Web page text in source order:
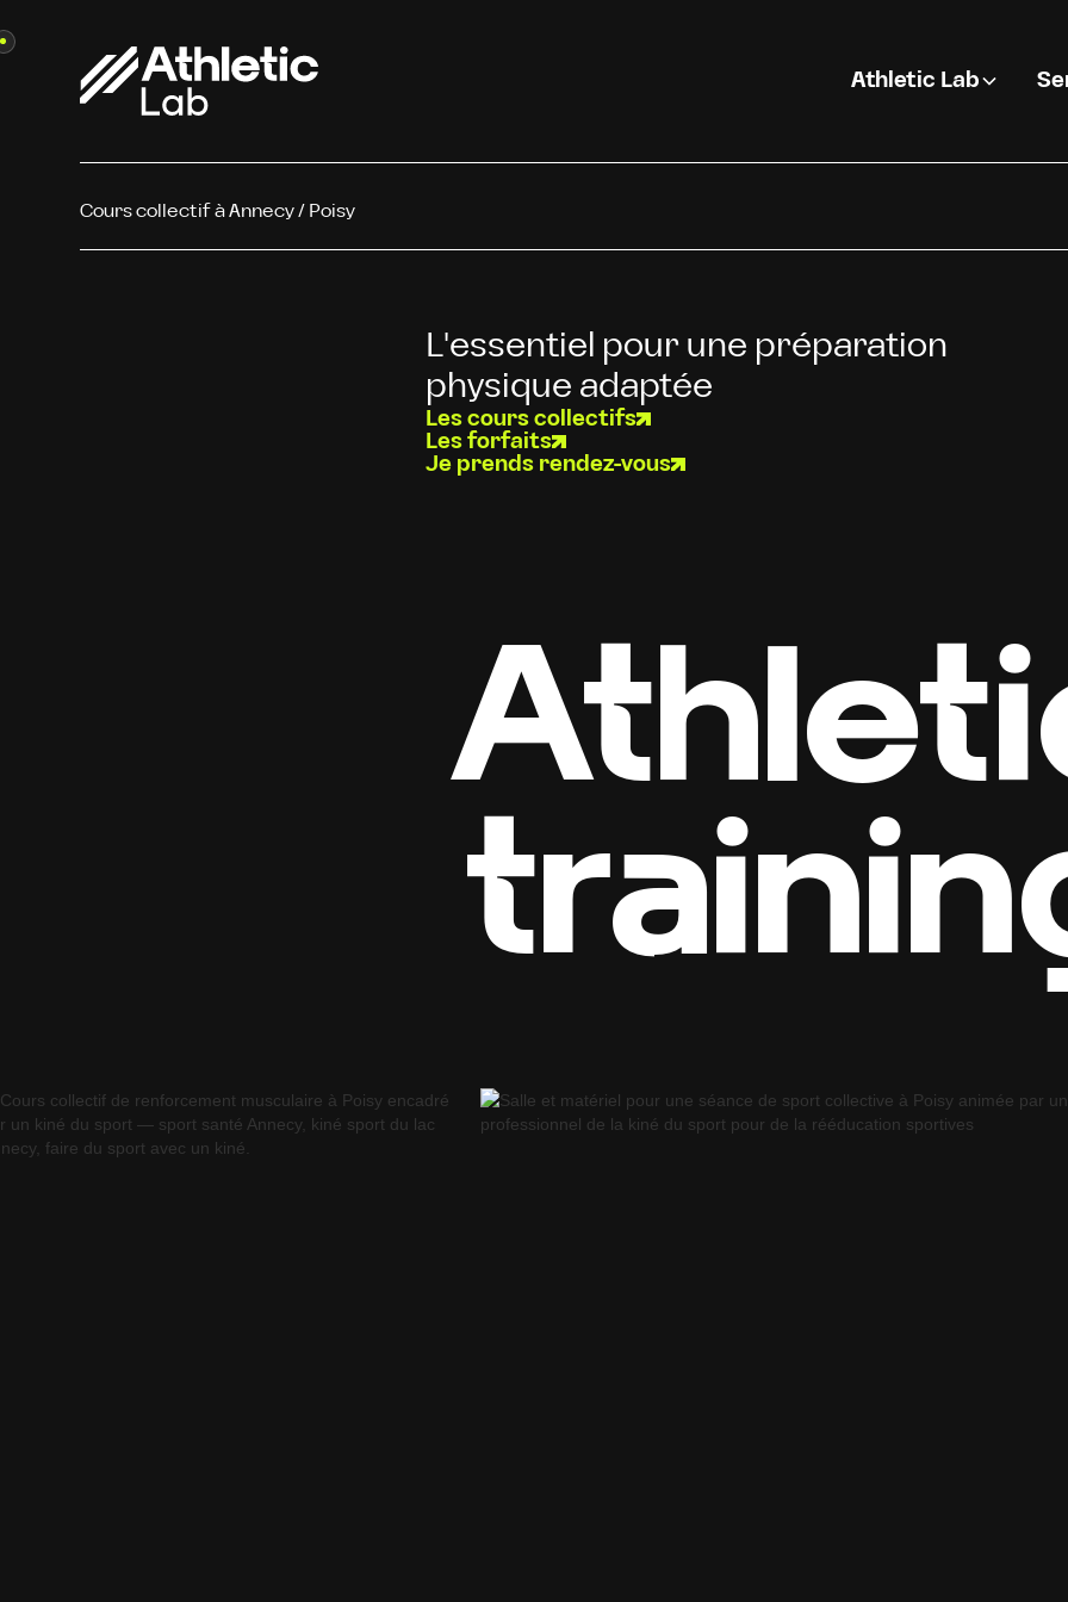
Athletic Lab
Cours collectif à Annecy / Poisy
L'essentiel pour une préparation
physique adaptée
Les cours collectifs
Les forfaits
Je prends rendez-vous